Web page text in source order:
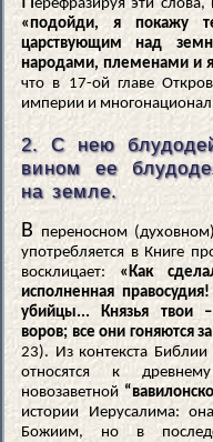
ерефразируя эти
«подойди, я покажу
царствующим над
народами, племенами и
что в 17-ой главе
империи и
2. С нею
вином ее
на земле.
В переносном
употребляется в Книге
восклицает: «Как
исполненная
убийцы... Князья твои
воров; все они гоняются
23). Из контекста
относятся к
новозаветной
истории Иерусалима:
Божиим, но в